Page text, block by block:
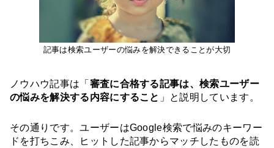
記事は検索ユーザーの悩みを解決できることが大切
ノウハウ記事は「 審査に合格する記事は、検索ユーザー
の悩みを解決する内容にすること 」と説明しています。
その通りです。ユーザーはGoogle検索で悩みのキーワー
ドを打ちこみ、ヒットした記事からマッチしたものを読